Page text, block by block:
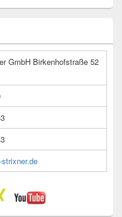
GmbH Birkenhofstraße 52